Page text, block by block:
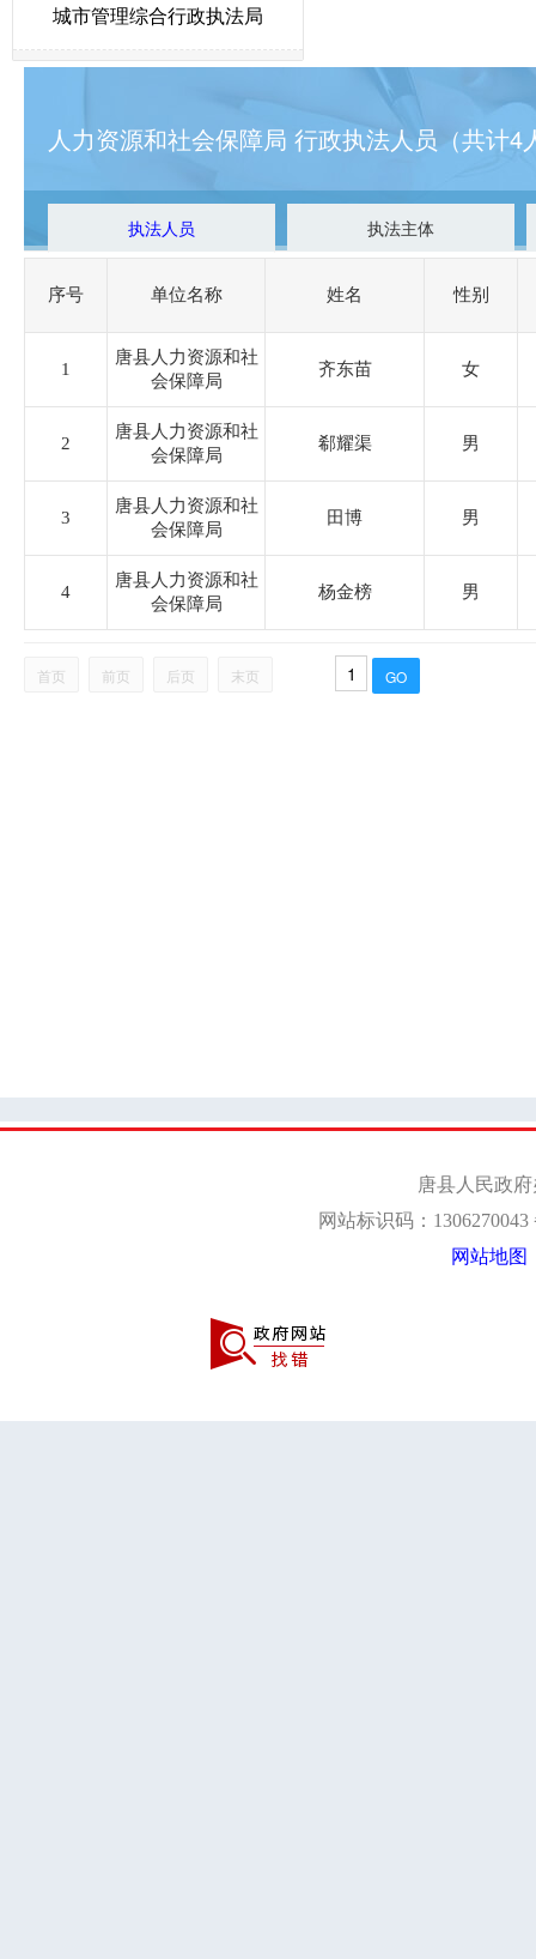
城市管理综合行政执法局
生态环境局唐县分局
卫生健康局
统计局
司法局
水利局
市场监督管理局
商务局
农业农村局
人力资源和社会保障局 行政执法人员（共计4
执法人员 执法主体
序号 单位名称 姓名 性别
1
唐县人力资源和社
会保障局
齐东苗 女
2
唐县人力资源和社
会保障局
郗耀渠 男
3
唐县人力资源和社
会保障局
田博 男
4
唐县人力资源和社
会保障局
杨金榜 男
首页 前页 后页 末页